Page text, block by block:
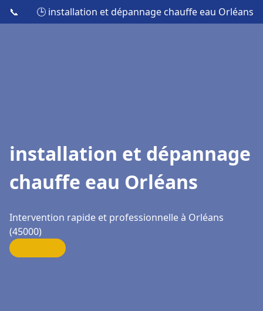
📞 🕒 installation et dépannage chauffe eau Orléans
installation et dépannage
chauffe eau Orléans
Intervention rapide et professionnelle à Orléans
(45000)